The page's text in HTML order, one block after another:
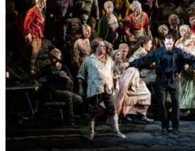
–
K
Ü
N
S
T
L
E
R
,